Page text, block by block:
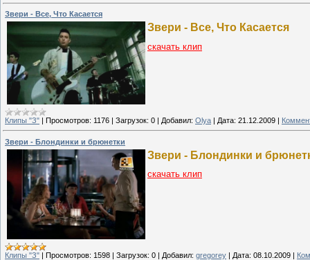
Звери - Все, Что Касается
Звери - Все, Что Касается
скачать клип
Клипы "З" | Просмотров: 1176 | Загрузок: 0 | Добавил: Olya | Дата: 21.12.2009 |
Звери - Блондинки и брюнетки
Звери - Блондинки и
скачать клип
Клипы "З" | Просмотров: 1598 | Загрузок: 0 | Добавил: gregorey | Дата: 08.10.2009 |